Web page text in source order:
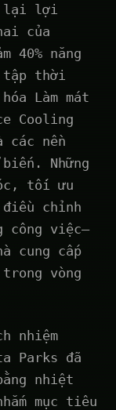
lại lợi
của
40% năng
tập thời
Làm mát
Cooling
các nền
Những
tối ưu
điều chỉnh
công việc—
cung cấp
vòng
nhiệm
Parks đã
nhiệt
mục tiêu